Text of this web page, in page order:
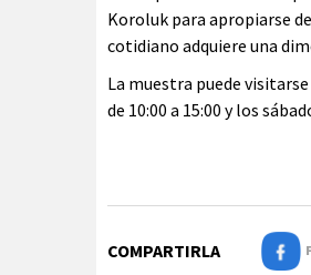
Koroluk para apropiarse
cotidiano adquiere una
La muestra puede
de 10:00 a 15:00 y los
COMPARTIRLA